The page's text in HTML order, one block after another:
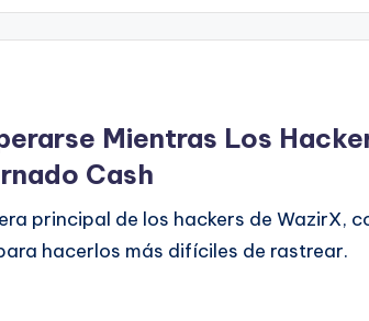
Mientras Los
Cash
principal de los hackers de WazirX,
hacerlos más difíciles de rastrear.